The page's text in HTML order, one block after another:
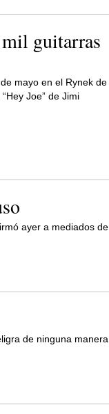
guitarras
mayo en el Rynek de
Joe” de Jimi
ayer a mediados de
de ninguna manera.